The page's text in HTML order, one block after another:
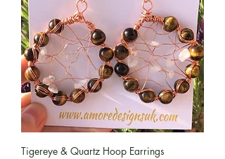
Tigereye & Quartz Hoop Earrings